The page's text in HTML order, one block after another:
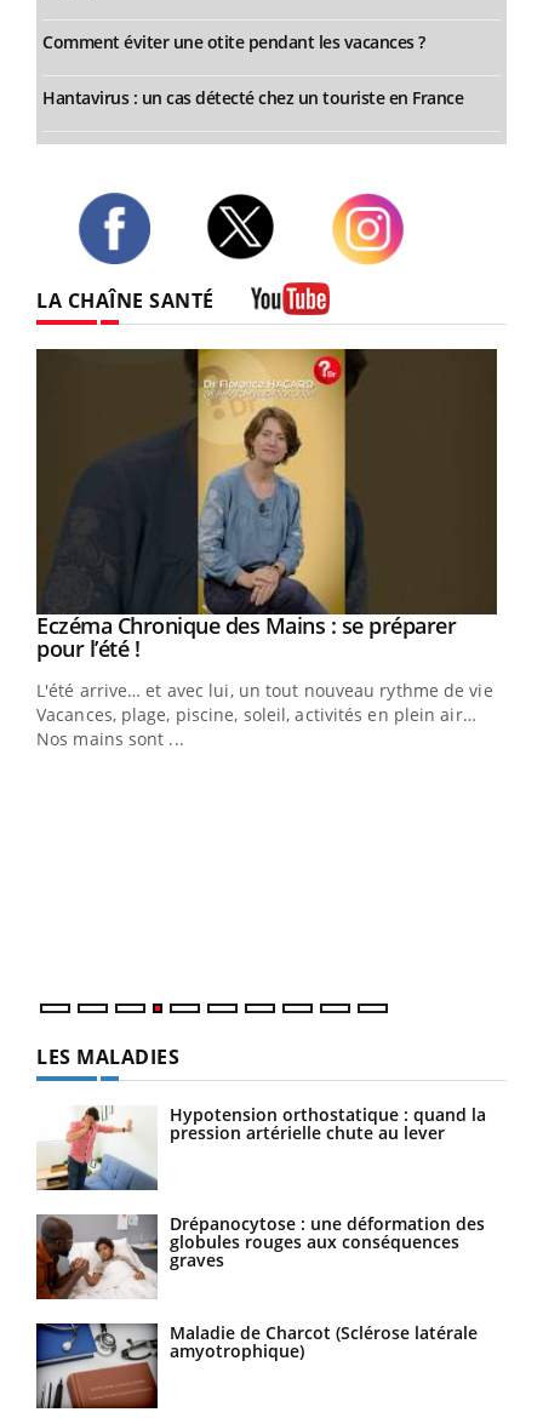
Comment éviter une otite pendant les vacances ?
Hantavirus : un cas détecté chez un touriste en France
LA CHAÎNE SANTÉ
Youtube
Eczéma Chronique des Mains : se préparer
pour l’été !Youtube
L'été arrive… et avec lui, un tout nouveau rythme de vie !
Vacances, plage, piscine, soleil, activités en plein air…
Nos mains sont ...
LES MALADIES
Hypotension orthostatique : quand la
pression artérielle chute au lever
Drépanocytose : une déformation des
globules rouges aux conséquences
graves
Maladie de Charcot (Sclérose latérale
amyotrophique)